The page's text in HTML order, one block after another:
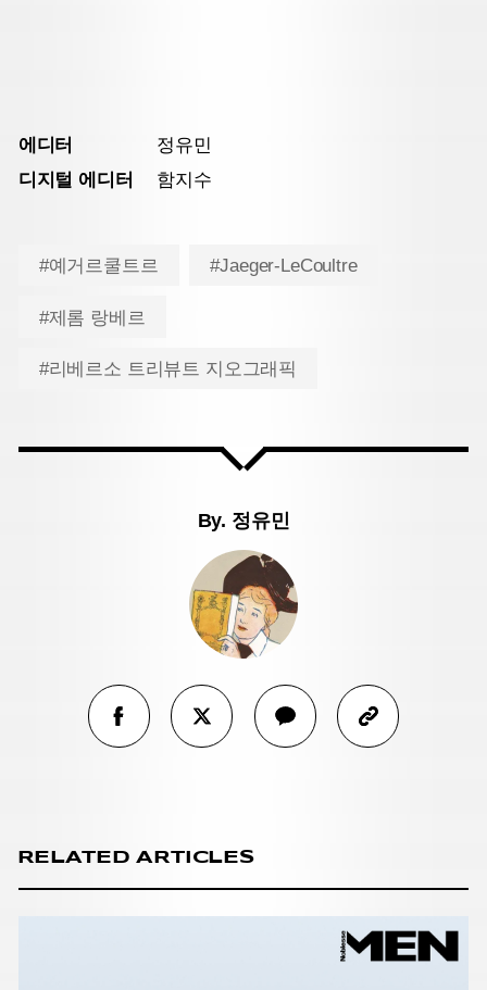
에디터
정유민
디지털 에디터
함지수
#예거르쿨트르 #Jaeger-LeCoultre
#제롬 랑베르
#리베르소 트리뷰트 지오그래픽
By. 정유민
RELATED ARTICLES